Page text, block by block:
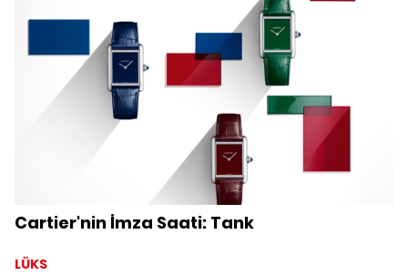
Cartier'nin İmza Saati: Tank
LÜKS